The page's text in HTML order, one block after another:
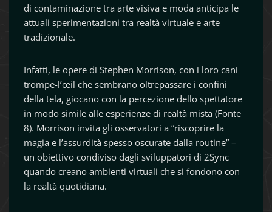
di contaminazione tra arte visiva e moda anticipa le
attuali sperimentazioni tra realtà virtuale e arte
tradizionale.
Infatti, le opere di Stephen Morrison, con i loro cani
trompe-l’œil che sembrano oltrepassare i confini
della tela, giocano con la percezione dello spettatore
in modo simile alle esperienze di realtà mista (Fonte
8). Morrison invita gli osservatori a “riscoprire la
magia e l’assurdità spesso oscurate dalla routine” –
un obiettivo condiviso dagli sviluppatori di 2Sync
quando creano ambienti virtuali che si fondono con
la realtà quotidiana.